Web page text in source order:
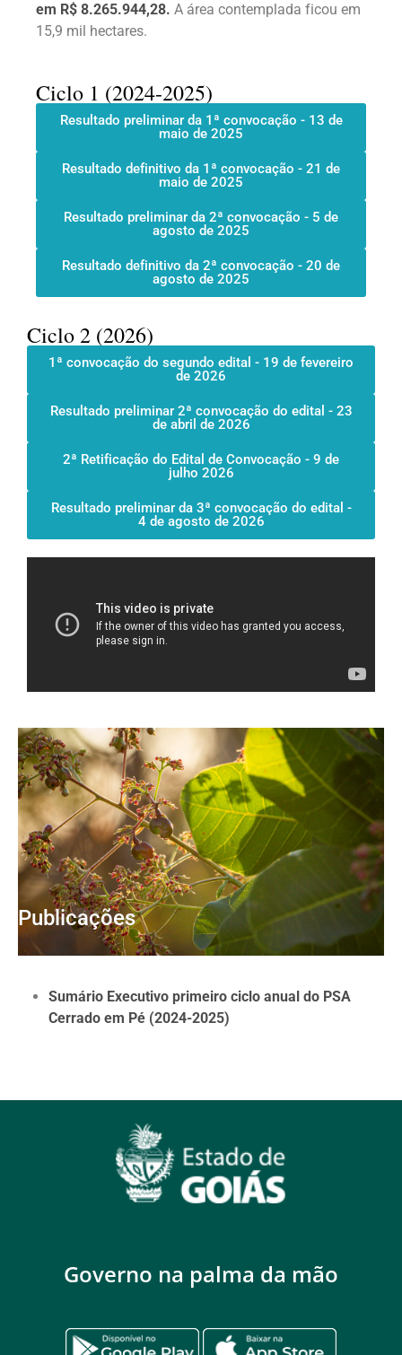
em R$ 8.265.944,28. A área contemplada ficou em
15,9 mil hectares.
Ciclo 1 (2024-2025)
Resultado preliminar da 1ª convocação - 13 de
maio de 2025
Resultado definitivo da 1ª convocação - 21 de
maio de 2025
Resultado preliminar da 2ª convocação - 5 de
agosto de 2025
Resultado definitivo da 2ª convocação - 20 de
agosto de 2025
Ciclo 2 (2026)
1ª convocação do segundo edital - 19 de fevereiro
de 2026
Resultado preliminar 2ª convocação do edital - 23
de abril de 2026
2ª Retificação do Edital de Convocação - 9 de
julho 2026
Resultado preliminar da 3ª convocação do edital -
4 de agosto de 2026
Publicações
Sumário Executivo primeiro ciclo anual do PSA
Cerrado em Pé (2024-2025)
Governo na palma da mão